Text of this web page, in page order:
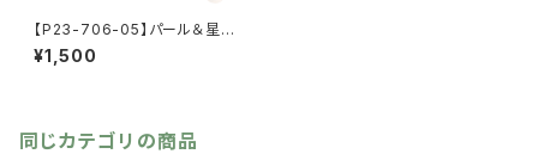
【P23-706-05】パール＆星ぶ
ら下がりピアス【送料無料】パー
ル 星 スター ピアス ぶら
¥1,500
同じカテゴリの商品